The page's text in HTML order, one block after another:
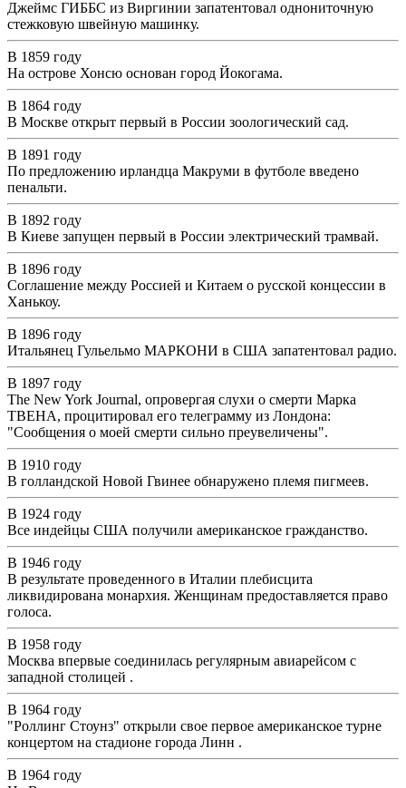
Джеймс ГИББС из Виргинии запатентовал однониточную
стежковую швейную машинку.
В 1859 году
На острове Хонсю основан город Йокогама.
В 1864 году
В Москве открыт первый в России зоологический сад.
В 1891 году
По предложению ирландца Макруми в футболе введено
пенальти.
В 1892 году
В Киеве запущен первый в России электрический трамвай.
В 1896 году
Соглашение между Россией и Китаем о русской концессии в
Ханькоу.
В 1896 году
Итальянец Гульельмо МАРКОНИ в США запатентовал радио.
В 1897 году
The New York Journal, опровергая слухи о смерти Марка
ТВЕНА, процитировал его телеграмму из Лондона:
"Сообщения о моей смерти сильно преувеличены".
В 1910 году
В голландской Новой Гвинее обнаружено племя пигмеев.
В 1924 году
Все индейцы США получили американское гражданство.
В 1946 году
В результате проведенного в Италии плебисцита
ликвидирована монархия. Женщинам предоставляется право
голоса.
В 1958 году
Москва впервые соединилась регулярным авиарейсом с
западной столицей .
В 1964 году
"Роллинг Стоунз" открыли свое первое американское турне
концертом на стадионе города Линн .
В 1964 году